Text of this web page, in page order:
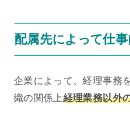
配属先によって仕
企業によって、経理事務
織の関係上経理業務以外